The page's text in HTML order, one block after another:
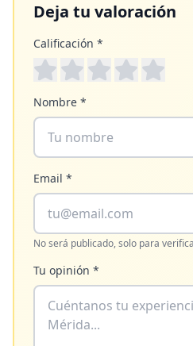
Deja tu valoración
Calificación *
Nombre *
Email *
No será publicado, solo para
Tu opinión *